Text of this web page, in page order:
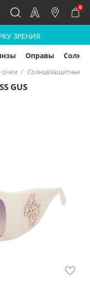
0
ЗРЕНИЯ
Оправы
Солнцезащитные
GUS